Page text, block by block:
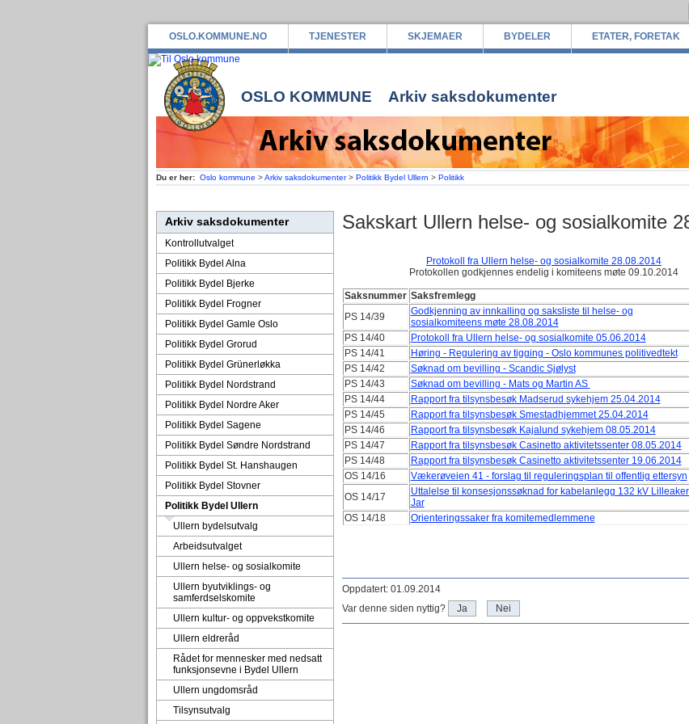
OSLO.KOMMUNE.NO TJENESTER SKJEMAER BYDELER ETATER, FORETAK
OSLO KOMMUNE Arkiv saksdokumenter
Du er her: Oslo kommune >Arkiv saksdokumenter> Politikk Bydel Ullern > Politikk
Arkiv saksdokumenter
Kontrollutvalget
Politikk Bydel Alna
Politikk Bydel Bjerke
Politikk Bydel Frogner
Politikk Bydel Gamle Oslo
Politikk Bydel Grorud
Politikk Bydel Grünerløkka
Politikk Bydel Nordstrand
Politikk Bydel Nordre Aker
Politikk Bydel Sagene
Politikk Bydel Søndre Nordstrand
Politikk Bydel St. Hanshaugen
Politikk Bydel Stovner
Politikk Bydel Ullern
Ullern bydelsutvalg
Arbeidsutvalget
Ullern helse- og sosialkomite
Ullern byutviklings- og
samferdselskomite
Ullern kultur- og oppvekstkomite
Ullern eldreråd
Rådet for mennesker med nedsatt
funksjonsevne i Bydel Ullern
Ullern ungdomsråd
Tilsynsutvalg
Sakskart Ullern helse- og sosialkomite
Protokoll fra Ullern helse- og sosialkomite 28.08.2014
Protokollen godkjennes endelig i komiteens møte 09.10.2014
Saksnummer Saksfremlegg
PS 14/39
Godkjenning av innkalling og saksliste til helse- og
sosialkomiteens møte 28.08.2014
PS 14/40
Protokoll fra Ullern helse- og sosialkomite 05.06.2014
PS 14/41
Høring - Regulering av tigging - Oslo kommunes politivedtekt
PS 14/42
Søknad om bevilling - Scandic Sjølyst
PS 14/43
Søknad om bevilling - Mats og Martin AS
PS 14/44
Rapport fra tilsynsbesøk Madserud sykehjem 25.04.2014
PS 14/45
Rapport fra tilsynsbesøk Smestadhjemmet 25.04.2014
PS 14/46
Rapport fra tilsynsbesøk Kajalund sykehjem 08.05.2014
PS 14/47
Rapport fra tilsynsbesøk Casinetto aktivitetssenter 08.05.2014
PS 14/48
Rapport fra tilsynsbesøk Casinetto aktivitetssenter 19.06.2014
OS 14/16
Vækerøveien 41 - forslag til reguleringsplan til offentlig ettersyn
OS 14/17
Uttalelse til konsesjonssøknad for kabelanlegg 132 kV
Jar
OS 14/18
Orienteringssaker fra komitemedlemmene
Oppdatert: 01.09.2014
Var denne siden nyttig? Ja Nei